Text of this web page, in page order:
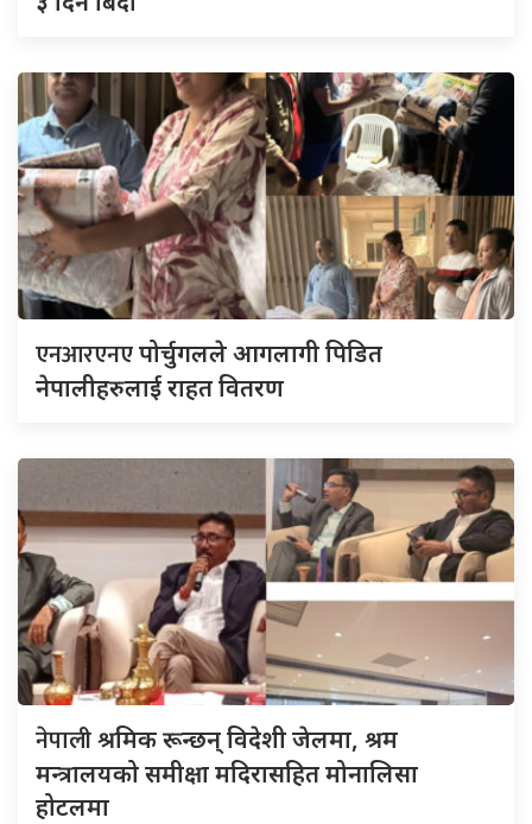
एनआरएनएपोर्चुगलले आगलागी पिडित
नेपालीहरुलाई राहत वितरण
नेपालीश्रमिक रून्छन् विदेशी जेलमा, श्रम
मन्त्रालयको समीक्षा मदिरासहित मोनालिसा
होटलमा